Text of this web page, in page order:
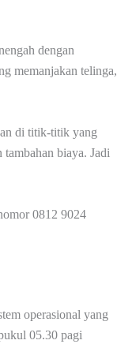
dengan
memanjakan telinga,
di titik-titik yang
biaya. Jadi
0812 9024
operasional yang
05.30 pagi